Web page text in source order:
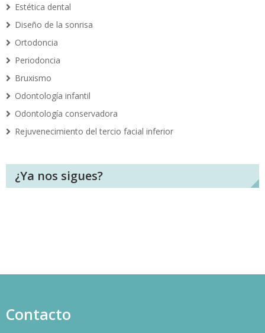
Estética dental
Diseño de la sonrisa
Ortodoncia
Periodoncia
Bruxismo
Odontología infantil
Odontología conservadora
Rejuvenecimiento del tercio facial inferior
¿Ya nos sigues?
Contacto